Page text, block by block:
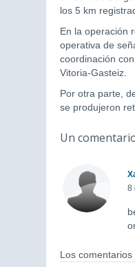
los 5 km
En la operación
operativa de
coordinación
Vitoria-Gasteiz.
Por otra parte,
se produjeron
Un
8
Los